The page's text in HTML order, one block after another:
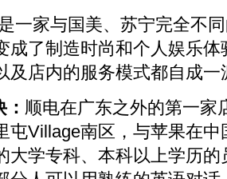
一家与国美、苏宁完全不
成了制造时尚和个人娱乐
及店内的服务模式都自成一
顺电在广东之外的第一家
Village南区，与苹果在中
大学专科、本科以上学历